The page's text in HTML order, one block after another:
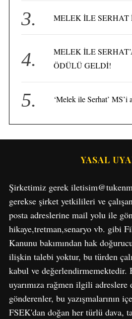
MELEK İLE SERHAT
MELEK İLE
ÖDÜLÜ GELDİ!
‘Melek ile Serhat’ MS’i
YASAL
Şirketimiz gerek
gerekse şirket yetkilileri ve
posta adreslerine mail yolu ile
hikaye,tretman,senaryo vb. gibi
Kanunu bakımından hak
ilişkin talebi yoktur, bu türden
kabul ve
uyarımıza rağmen ilgili
gönderenler, bu yazışmalarının
FSEK'dan doğan her türlü dava,